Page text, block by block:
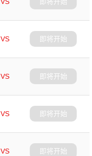
VS
即将开始
VS
即将开始
VS
即将开始
VS
即将开始
VS
即将开始